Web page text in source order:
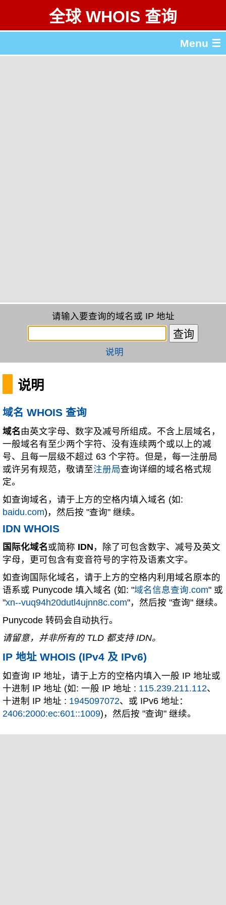
全球 WHOIS 查询
Menu ☰
请输入要查询的域名或 IP 地址
说明
说明
域名 WHOIS 查询
域名 由英文字母、数字及减号所组成。不含上层域名，
一般域名有至少两个字符、没有连续两个或以上的减
号、且每一层级不超过 63 个字符。但是，每一注册局
或许另有规范，敬请至注册局查询详细的域名格式规
定。
如查询域名，请于上方的空格内填入域名 (如:
baidu.com)，然后按 "查询" 继续。
IDN WHOIS
国际化域名或简称 IDN ，除了可包含数字、减号及英文
字母，更可包含有变音符号的字符及语素文字。
如查询国际化域名，请于上方的空格内利用域名原本的
语系或 Punycode 填入域名 (如: "域名信息查询.com" 或
"xn--vuq94h20dutl4ujnn8c.com"，然后按 "查询" 继续。
Punycode 转码会自动执行。
请留意，并非所有的 TLD 都支持 IDN。
IP 地址 WHOIS (IPv4 及 IPv6)
如查询 IP 地址，请于上方的空格内填入一般 IP 地址或
十进制 IP 地址 (如: 一般 IP 地址 : 115.239.211.112、
十进制 IP 地址 : 1945097072、或 IPv6 地址：
2406:2000:ec:601::1009)，然后按 "查询" 继续。